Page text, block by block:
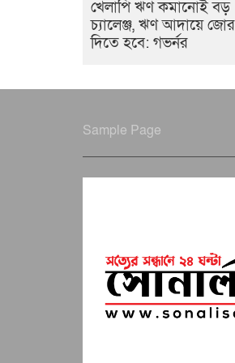
খেলাপি ঋণ কমানোই বড়
চ্যালেঞ্জ, ঋণ আদায়ে জোর
দিতে হবে: গভর্নর
Sample Page